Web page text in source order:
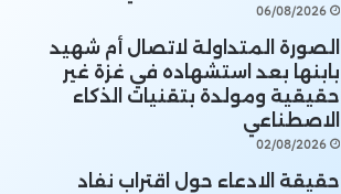
06/08/2026
الصورة المتداولة لاتصال أم شهيد
بابنها بعد استشهاده في غزة غير
حقيقية ومولدة بتقنيات الذكاء
الاصطناعي
02/08/2026
حقيقة الادعاء حول اقتراب نفاد